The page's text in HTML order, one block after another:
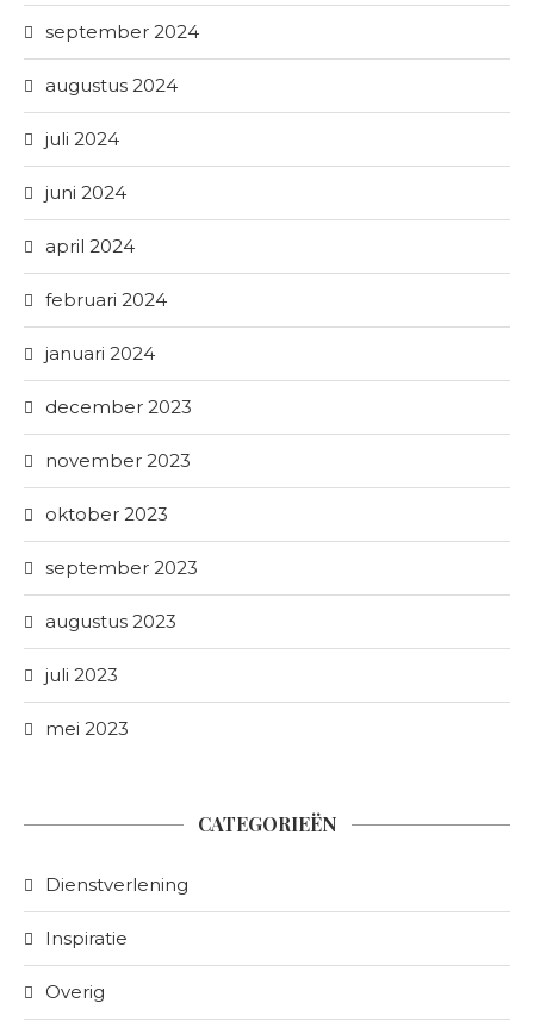
september 2024
augustus 2024
juli 2024
juni 2024
april 2024
februari 2024
januari 2024
december 2023
november 2023
oktober 2023
september 2023
augustus 2023
juli 2023
mei 2023
CATEGORIEËN
Dienstverlening
Inspiratie
Overig